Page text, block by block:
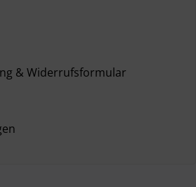
& Widerrufsformular